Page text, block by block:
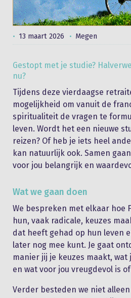
13 maart 2026 Megen
Gestopt met je studie?
nu?
Tijdens deze vierdaagse
mogelijkheid om vanuit de
spiritualiteit de vragen te
leven. Wordt het een nieuwe
reizen? Of heb je iets heel
kan natuurlijk ook. Samen
voor jou belangrijk en
Wat we gaan doen
We bespreken met elkaar hoe
hun, vaak radicale, keuzes
dat heeft gehad op hun leven
later nog mee kunt. Je gaat
manier jij je keuzes maakt,
en wat voor jou vreugdevol is
Verder besteden we niet